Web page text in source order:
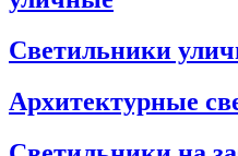
Светильники
Архитектурные